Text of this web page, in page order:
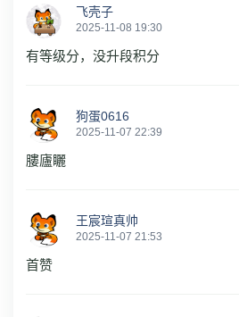
飞壳子
2025-11-08 19:30
有等级分，没升段积分
狗蛋0616
2025-11-07 22:39
膢廬矖
王宸瑄真帅
2025-11-07 21:53
首赞